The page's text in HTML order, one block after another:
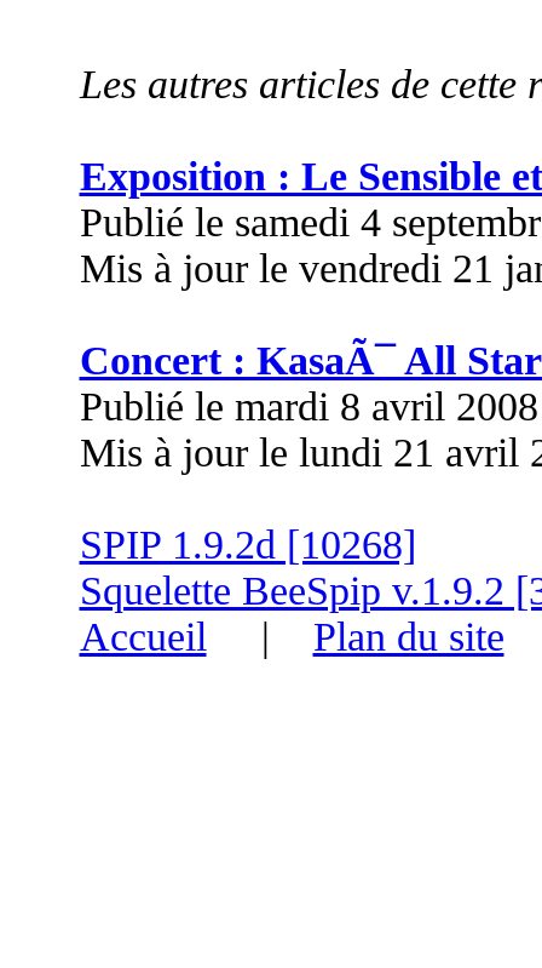
Les autres articles de cette
Exposition : Le Sensible
Publié le samedi 4
Mis à jour le vendredi 21
Concert : KasaÃ¯ All
Publié le mardi 8 avril
Mis à jour le lundi 21 avril
SPIP 1.9.2d [10268]
Squelette BeeSpip v.1.9.2
Accueil | Plan du site